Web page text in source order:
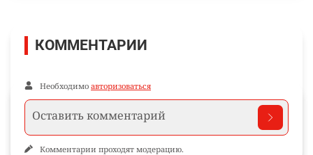
КОММЕНТАРИИ
Необходимо авторизоваться
Комментарии проходят модерацию.